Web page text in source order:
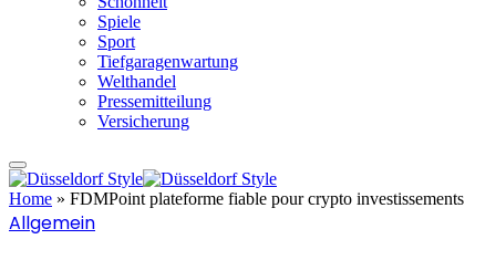
Spiele
Sport
Tiefgaragenwartung
Welthandel
Pressemitteilung
Versicherung
Home » FDMPoint plateforme fiable pour crypto investissements
Allgemein